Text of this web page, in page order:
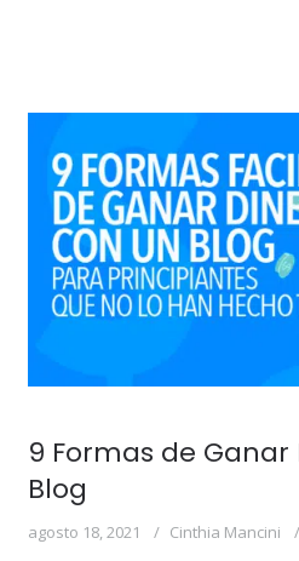
9 Formas de
Blog
agosto 18, 2021 Cinthia Mancini